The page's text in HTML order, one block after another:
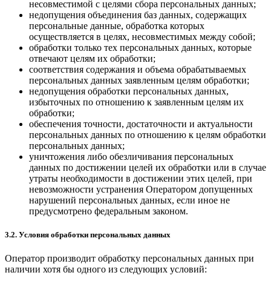
несовместимой с целями сбора персональных данных;
недопущения объединения баз данных, содержащих
персональные данные, обработка которых
осуществляется в целях, несовместимых между собой;
обработки только тех персональных данных, которые
отвечают целям их обработки;
соответствия содержания и объема обрабатываемых
персональных данных заявленным целям обработки;
недопущения обработки персональных данных,
избыточных по отношению к заявленным целям их
обработки;
обеспечения точности, достаточности и актуальности
персональных данных по отношению к целям обработки
персональных данных;
уничтожения либо обезличивания персональных
данных по достижении целей их обработки или в случае
утраты необходимости в достижении этих целей, при
невозможности устранения Оператором допущенных
нарушений персональных данных, если иное не
предусмотрено федеральным законом.
3.2. Условия обработки персональных данных
Оператор производит обработку персональных данных при
наличии хотя бы одного из следующих условий: